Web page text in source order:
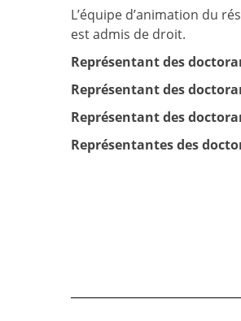
L’équipe d’animation du
est admis de droit.
Représentant des
Représentant des
Représentant des
Représentantes des